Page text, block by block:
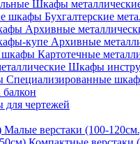
Шкафы
Бухгалтерские
Архивные
Архивные
Картотечные
Шкафы
Специализированные
чертежей
Малые верстаки (100-